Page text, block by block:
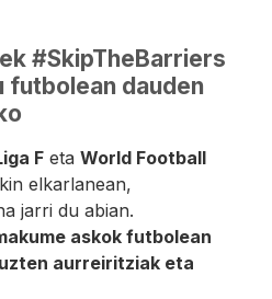
#SkipTheBarriers
futbolean dauden
F eta World Football
elkarlanean,
jarri du abian.
askok futbolean
aurreiritziak eta